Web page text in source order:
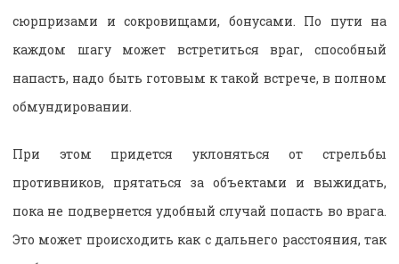
сюрпризами и сокровищами, бонусами. По пути на
каждом шагу может встретиться враг, способный
напасть, надо быть готовым к такой встрече, в полном
обмундировании.
При этом придется уклоняться от стрельбы
противников, прятаться за объектами и выжидать,
пока не подвернется удобный случай попасть во врага.
Это может происходить как с дальнего расстояния, так